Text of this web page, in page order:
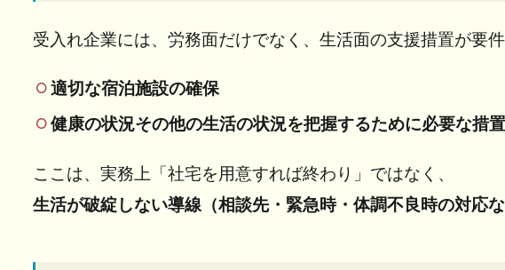
い」
康・
生活
状況
握」
まで
受入れ企業には、労務面だけでなく、生活面の支援措置が要
適切な宿泊施設の確保
健康の状況その他の生活の状況を把握するために必要な措置
ここは、実務上「社宅を用意すれば終わり」ではなく、
生活が破綻しない導線（相談先・緊急時・体調不良時の対応